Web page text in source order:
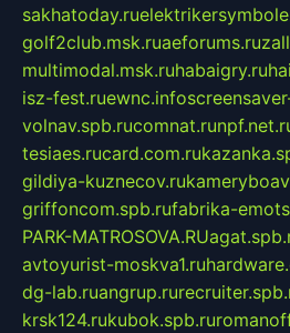
sakhatoday.ru
golf2club.msk.ruaeforums.ru
multimodal.msk.ruhabaigry.ru
isz-fest.ruewnc.info
volnav.spb.rucomnat.ru
tesiaes.rucard.com.ru
gildiya-kuznecov.ru
griffoncom.spb.rufabrika-
PARK-MATROSOVA.RU
avtoyurist-moskva1.ru
dg-lab.ruangrup.ru
krsk124.rukubok.spb.ru